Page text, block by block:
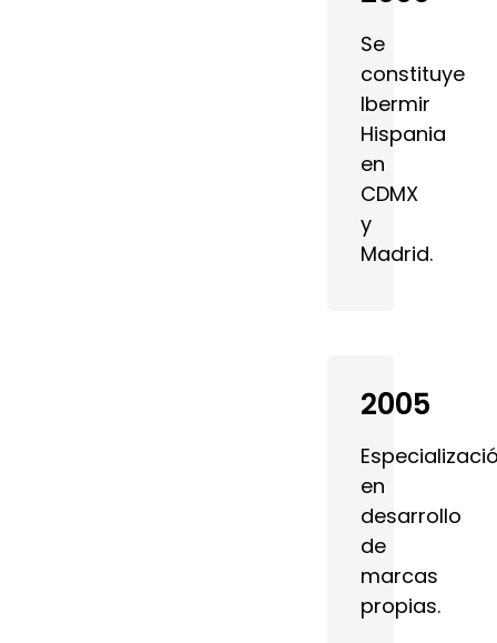
Se
constituye
Ibermir
Hispania
en
CDMX
y
Madrid.
2005
en
desarrollo
de
marcas
propias.